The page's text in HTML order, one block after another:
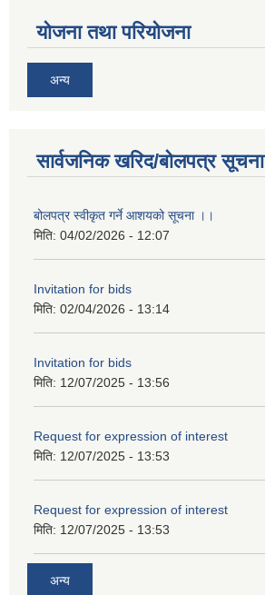
योजना तथा परियोजना
अन्य
सार्वजनिक खरिद/बोलपत्र सूचना
बोलपत्र स्वीकृत गर्ने आशयको सूचना ।।
मिति: 04/02/2026 - 12:07
Invitation for bids
मिति: 02/04/2026 - 13:14
Invitation for bids
मिति: 12/07/2025 - 13:56
Request for expression of interest
मिति: 12/07/2025 - 13:53
Request for expression of interest
मिति: 12/07/2025 - 13:53
अन्य